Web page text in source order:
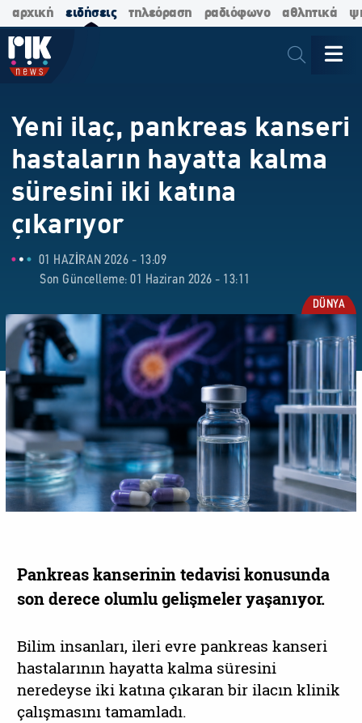
αρχική ειδήσεις τηλεόραση ραδιόφωνο αθλητικά
Yeni ilaç, pankreas kanseri
hastaların hayatta kalma
süresini iki katına
çıkarıyor
01 HAZIRAN 2026 - 13:09
Son Güncelleme: 01 Haziran 2026 - 13:11
DÜNYA
Pankreas kanserinin tedavisi konusunda
son derece olumlu gelişmeler yaşanıyor.
Bilim insanları, ileri evre pankreas kanseri
hastalarının hayatta kalma süresini
neredeyse iki katına çıkaran bir ilacın klinik
çalışmasını tamamladı.